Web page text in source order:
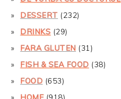
DESSERT (232)
DRINKS (29)
FARA GLUTEN (31)
FISH & SEA FOOD (38)
FOOD (653)